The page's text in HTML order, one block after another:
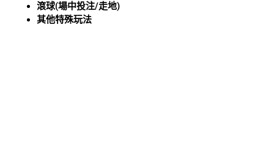
滾球(場中投注/走地)
其他特殊玩法